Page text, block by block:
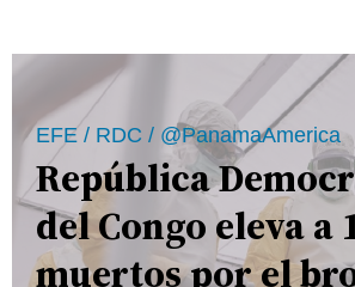
EFE / RDC / @PanamaAmerica
República
del Congo eleva a
muertos por el